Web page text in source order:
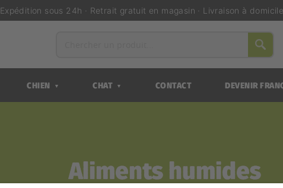
Expédition sous 24h · Retrait gratuit en magasin · Livraison à
CHIEN ▼ CHAT ▼ CONTACT DEVENIR
Aliments humides